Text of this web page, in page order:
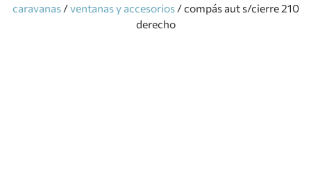
caravanas/ventanas y accesorios/ compás aut s/cierre 210
derecho